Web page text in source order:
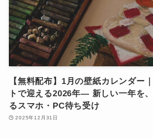
【無料配布】1月の壁紙カレンダー
トで迎える2026年— 新しい一年を
るスマホ・PC待ち受け
2025年12月31日